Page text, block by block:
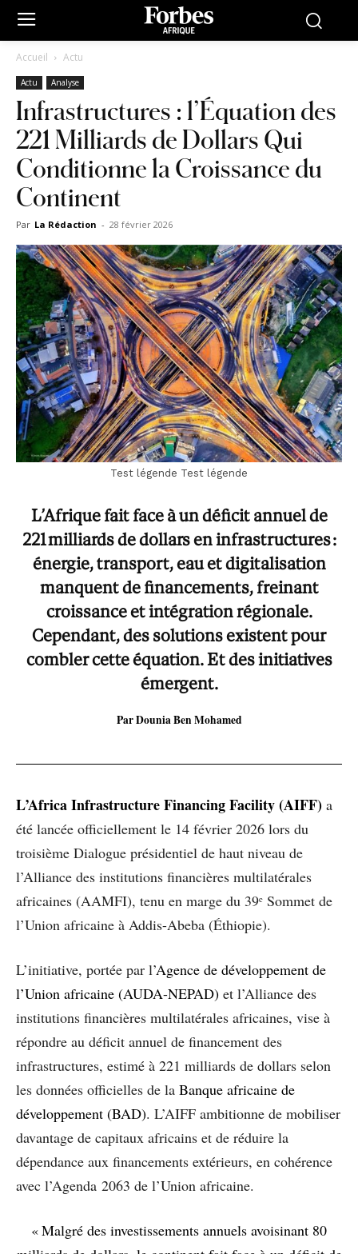
Accueil Actu
Actu Analyse
Infrastructures : l’Équation des
221 Milliards de Dollars Qui
Conditionne la Croissance du
Continent
Par La Rédaction - 28 février 2026
Test légende Test légende
L’Afrique fait face à un déficit annuel de
221 milliards de dollars en infrastructures :
énergie, transport, eau et digitalisation
manquent de financements, freinant
croissance et intégration régionale.
Cependant, des solutions existent pour
combler cette équation. Et des initiatives
émergent.
Par Dounia Ben Mohamed
L’Africa Infrastructure Financing Facility (AIFF) a
été lancée officiellement le 14 février 2026 lors du
troisième Dialogue présidentiel de haut niveau de
l’Alliance des institutions financières multilatérales
africaines (AAMFI), tenu en marge du 39ᵉ Sommet de
l’Union africaine à Addis-Abeba (Éthiopie).
L’initiative, portée par l’Agence de développement de
l’Union africaine (AUDA-NEPAD) et l’Alliance des
institutions financières multilatérales africaines, vise à
répondre au déficit annuel de financement des
infrastructures, estimé à 221 milliards de dollars selon
les données officielles de la Banque africaine de
développement (BAD). L’AIFF ambitionne de mobiliser
davantage de capitaux africains et de réduire la
dépendance aux financements extérieurs, en cohérence
avec l’Agenda 2063 de l’Union africaine.
« Malgré des investissements annuels avoisinant 80